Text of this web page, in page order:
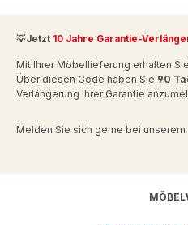
💡Jetzt 10 Jahre Garantie-
Mit Ihrer Möbellieferung erhalten
Über diesen Code haben Sie 90
Verlängerung Ihrer Garantie
Melden Sie sich gerne bei unserem